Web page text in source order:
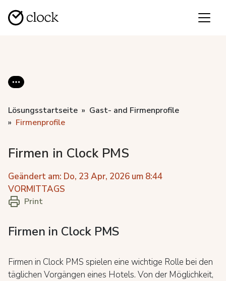
Lösungsstartseite
Gast- and Firmenprofile
Firmenprofile
Firmen in Clock PMS
Geändert am: Do, 23 Apr, 2026 um 8:44
VORMITTAGS
Print
Firmen in Clock PMS
Firmen in Clock PMS spielen eine wichtige Rolle bei den
täglichen Vorgängen eines Hotels. Von der Möglichkeit,